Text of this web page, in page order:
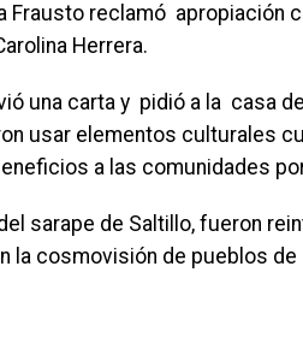
Frausto reclamó apropiación
Herrera.
una carta y pidió a la casa
usar elementos culturales
a las comunidades
sarape de Saltillo, fueron
la cosmovisión de pueblos